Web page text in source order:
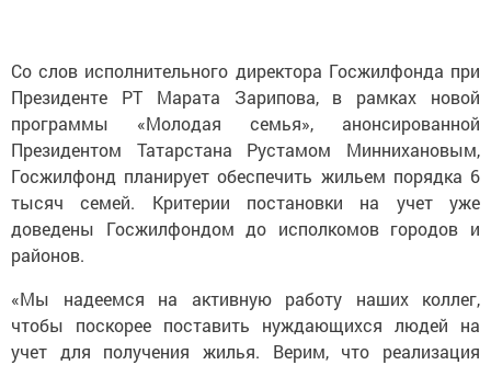
Со слов исполнительного директора Госжилфонда при
Президенте РТ Марата Зарипова, в рамках новой
программы «Молодая семья», анонсированной
Президентом Татарстана Рустамом Миннихановым,
Госжилфонд планирует обеспечить жильем порядка 6
тысяч семей. Критерии постановки на учет уже
доведены Госжилфондом до исполкомов городов и
районов.
«Мы надеемся на активную работу наших коллег,
чтобы поскорее поставить нуждающихся людей на
учет для получения жилья. Верим, что реализация